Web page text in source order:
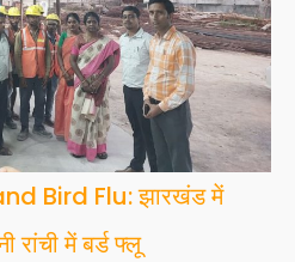
Bird Flu: झारखंड में
रांची में बर्ड फ्लू